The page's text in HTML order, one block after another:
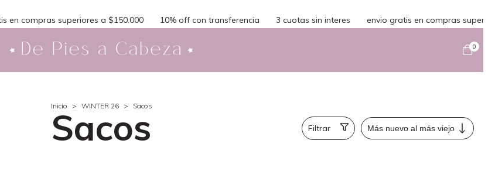
superiores a $150.000 10% off con transferencia 3 cuotas sin interes envio gratis en compras superiores a
0
Inicio > WINTER 26 > Sacos
Sacos Filtrar